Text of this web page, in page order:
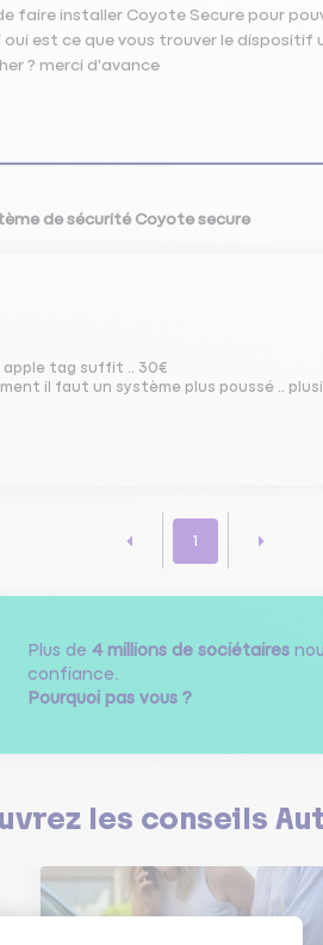
faire installer Coyote Secure pour
est ce que vous trouver le dispositif
? merci d'avance
de sécurité Coyote secure
apple tag suffit .. 30€
il faut un système plus poussé ..
1
Plus de 4 millions de sociétaires
confiance.
Pourquoi pas vous ?
les conseils